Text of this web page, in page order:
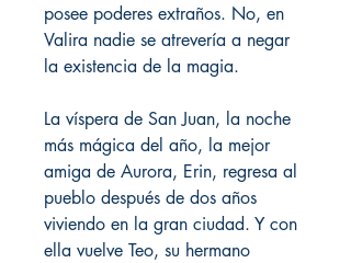
posee poderes extraños. No, en
Valira nadie se atrevería a negar
la existencia de la magia.
La víspera de San Juan, la noche
más mágica del año, la mejor
amiga de Aurora, Erin, regresa al
pueblo después de dos años
viviendo en la gran ciudad. Y con
ella vuelve Teo, su hermano